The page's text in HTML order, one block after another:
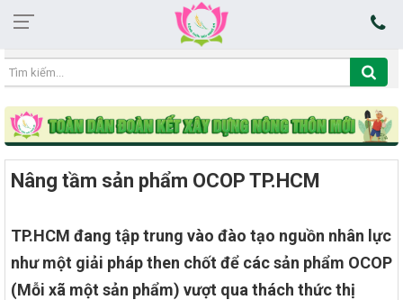
14:09:26 08/08/2026
Nâng tầm sản phẩm OCOP TP.HCM
TP.HCM đang tập trung vào đào tạo nguồn nhân lực
như một giải pháp then chốt để các sản phẩm OCOP
(Mỗi xã một sản phẩm) vượt qua thách thức thị